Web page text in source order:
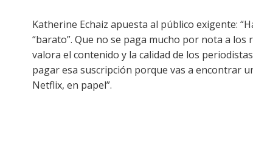
Katherine Echaiz apuesta al público exigente:
“barato”. Que no se paga mucho por nota a
valora el contenido y la calidad de los
pagar esa suscripción porque vas a encontrar
Netflix, en papel”.